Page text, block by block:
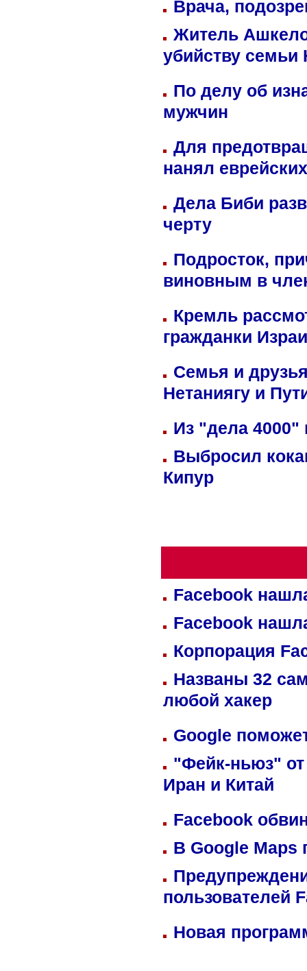
Врача,
Житель
убийству семьи
По делу об
мужчин
Для
нанял
Дела Биби
черту
Подросток,
виновным в
Кремль
гражданки
Семья и
Нетаниягу и
Из "дела 4000"
Выбросил
Кипур
Facebook
Facebook
Корпорация
Названы 32
любой хакер
Google
"Фейк-ньюз" от
Иран и Китай
Facebook
В Google Maps
пользователей
Новая